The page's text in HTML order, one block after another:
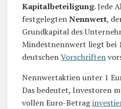
Kapitalbeteiligung. Jede
festgelegtenNennwert,
Grundkapital des
Mindestnennwert liegt bei
deutschenVorschriften
Nennwertaktien unter 1
Das bedeutet, Investoren
vollen Euro-Betrag